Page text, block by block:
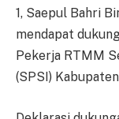
1, Saepul Bahri
mendapat
Pekerja RTMM
(SPSI)